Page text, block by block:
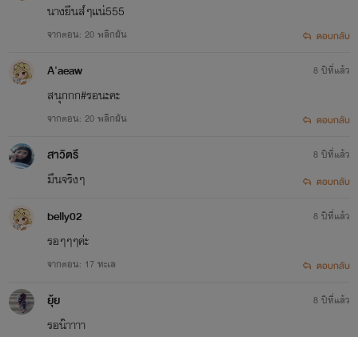
นางยีนส์ๆเเน่555
จากตอน: 20 พลิกผัน ตอบกลับ
A'aeaw
สนุกกก#รอนะคะ
จากตอน: 20 พลิกผัน
8 ปีที่แล้ว
ตอบกลับ
สาวิตรี
มึนจริงๆ
8 ปีที่แล้ว
ตอบกลับ
belly02
รอๆๆๆค่ะ
จากตอน: 17 ทะเล
8 ปีที่แล้ว
ตอบกลับ
ยุ้ย
รอน๊าาาา
8 ปีที่แล้ว